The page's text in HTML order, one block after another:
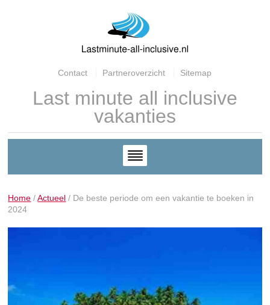
Contact Partneroverzicht Sitemap
Last minute all inclusive
vakanties
Home /Actueel / De beste periode om een vakantie te boeken in
2024